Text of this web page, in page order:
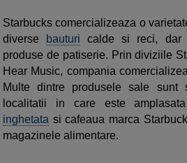
Starbucks comercializeaza o
diverse
bauturi calde si reci, dar
produse de patiserie. Prin diviziile
Hear Music, compania
Multe dintre produsele sale sunt
localitatii in care este
inghetata si cafeaua marca
magazinele alimentare.